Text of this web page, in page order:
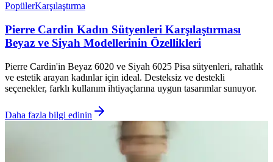
PopülerKarşılaştırma
Pierre Cardin Kadın Sütyenleri Karşılaştırması
Beyaz ve Siyah Modellerinin Özellikleri
Pierre Cardin'in Beyaz 6020 ve Siyah 6025 Pisa sütyenleri, rahatlık
ve estetik arayan kadınlar için ideal. Desteksiz ve destekli
seçenekler, farklı kullanım ihtiyaçlarına uygun tasarımlar sunuyor.
Daha fazla bilgi edinin